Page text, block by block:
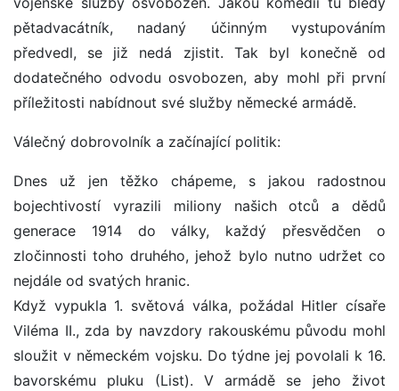
pětadvacátník, nadaný účinným vystupováním
předvedl, se již nedá zjistit. Tak byl konečně od
dodatečného odvodu osvobozen, aby mohl při první
příležitosti nabídnout své služby německé armádě.
Válečný dobrovolník a začínající politik:
Dnes už jen těžko chápeme, s jakou radostnou
bojechtivostí vyrazili miliony našich otců a dědů
generace 1914 do války, každý přesvědčen o
zločinnosti toho druhého, jehož bylo nutno udržet co
nejdále od svatých hranic.
Když vypukla 1. světová válka, požádal Hitler císaře
Viléma II., zda by navzdory rakouskému původu mohl
sloužit v německém vojsku. Do týdne jej povolali k 16.
bavorskému pluku (List). V armádě se jeho život